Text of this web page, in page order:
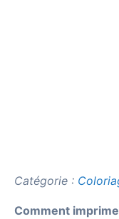
Catégorie :
Comment